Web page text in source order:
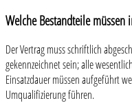
Welche Bestandteile müssen
Der Vertrag muss schriftlich
gekennzeichnet sein; alle
Einsatzdauer müssen aufgeführt
Umqualifizierung führen.